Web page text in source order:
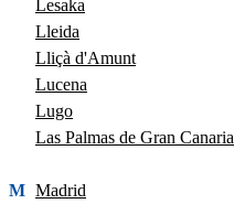
Lesaka
Lleida
Lliçà d'Amunt
Lucena
Lugo
Las Palmas de Gran Canaria
M Madrid